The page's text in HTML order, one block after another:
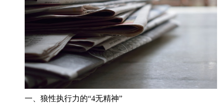
一、狼性执行力的“4无精神”